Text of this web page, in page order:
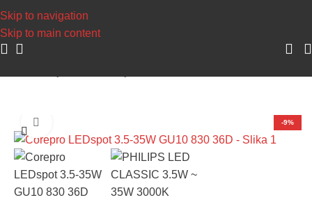
Skip to navigation
Skip to main content
-9%